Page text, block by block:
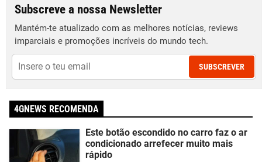
Subscreve a nossa Newsletter
Mantém-te atualizado com as melhores notícias, reviews
imparciais e promoções incríveis do mundo tech.
SUBSCREVER
4GNEWS RECOMENDA
Este botão escondido no carro faz o ar
condicionado arrefecer muito mais
rápido